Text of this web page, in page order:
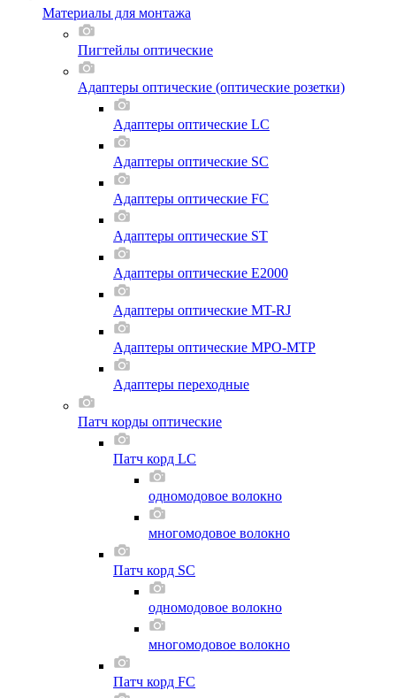
Материалы для монтажа
Пигтейлы оптические
Адаптеры оптические (оптические розетки)
Адаптеры оптические LC
Адаптеры оптические SC
Адаптеры оптические FC
Адаптеры оптические ST
Адаптеры оптические E2000
Адаптеры оптические MT-RJ
Адаптеры оптические MPO-MTP
Адаптеры переходные
Патч корды оптические
Патч корд LC
одномодовое волокно
многомодовое волокно
Патч корд SC
одномодовое волокно
многомодовое волокно
Патч корд FC